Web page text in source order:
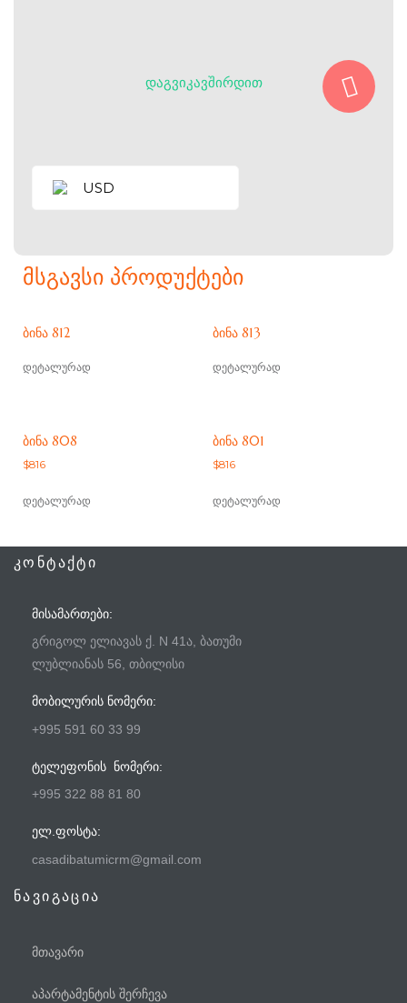
ᲓᲐᲒᲕᲘᲙᲐᲕᲨᲘᲠᲓᲘᲗ
USD
ᲛᲡᲒᲐᲕᲡᲘ ᲞᲠᲝᲓᲣᲥᲢᲔᲑᲘ
ᲑᲘᲜᲐ 812
დეტალურად
ᲑᲘᲜᲐ 813
დეტალურად
ᲑᲘᲜᲐ 808
$816
დეტალურად
ᲑᲘᲜᲐ 801
$816
დეტალურად
ᲙᲝᲜᲢᲐᲥᲢᲘ
ᲛᲘᲡᲐᲛᲐᲠᲗᲔᲑᲘ:
გრიგოლ ელიავას ქ. N 41ა, ბათუმი
ლუბლიანას 56, თბილისი
ᲛᲝᲑᲘᲚᲣᲠᲘᲡ ᲜᲝᲛᲔᲠᲘ:
+995 591 60 33 99
ᲢᲔᲚᲔᲤᲝᲜᲘᲡ ᲜᲝᲛᲔᲠᲘ:
+995 322 88 81 80
ᲔᲚ.ᲤᲝᲡᲢᲐ:
casadibatumicrm@gmail.com
ნავიგაცია
მთავარი
აპარტამენტის შერჩევა